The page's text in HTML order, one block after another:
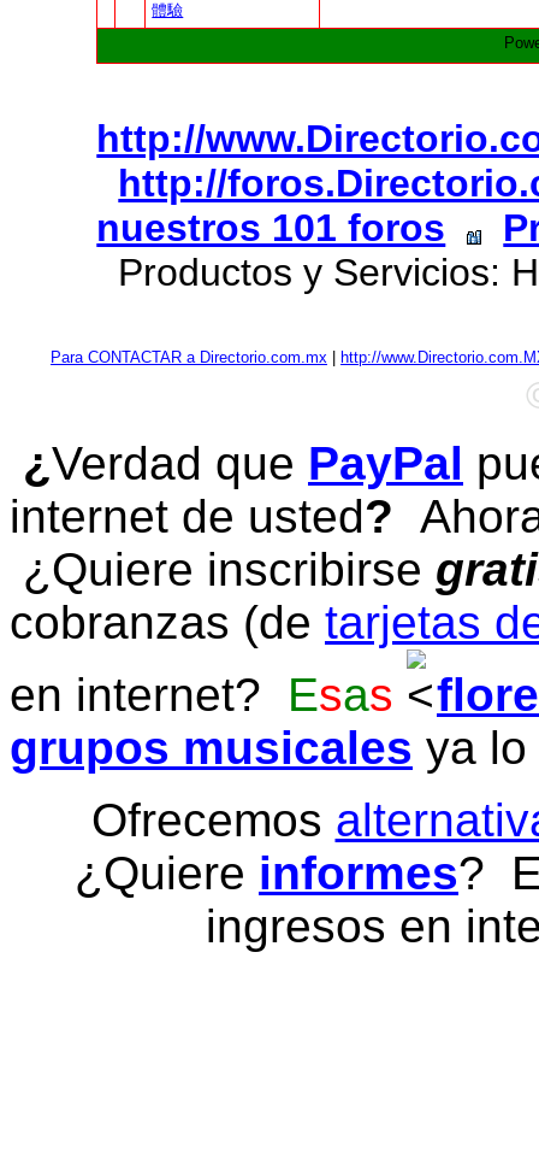
體驗
http://
http://
nuestros 101 foros
Productos y Servicios:
Para CONTACTAR a Directorio.com.mx http://
¿Verdad que PayPal
internet de usted?
¿Quiere inscribirse
cobranzas (de tarjetas
en internet? Esas
grupos musicales ya
Ofrecemos
¿Quiere informes?
ingresos en